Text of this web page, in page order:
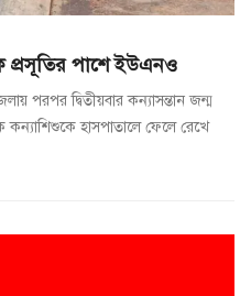
পাশে ইউএনও
পরপর দ্বিতীয়বার কন্যাসন্তান জন্ম
হাসপাতালে ফেলে রেখে